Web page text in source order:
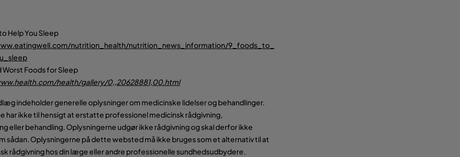
Help You Sleep
nutrition_health/nutrition_news_information/9_foods_to_
Worst Foods for Sleep
health/gallery/0,,20628881,00.html
indeholder generelle oplysninger om medicinske lidelser og behandlinger.
har ikke til hensigt at erstatte professionel medicinsk rådgivning,
eller behandling. Oplysningerne udgør ikke rådgivning og skal derfor ikke
sådan. Oplysningerne på dette websted må ikke bruges som et alternativ til at
rådgivning hos din læge eller andre professionelle sundhedsudbydere.